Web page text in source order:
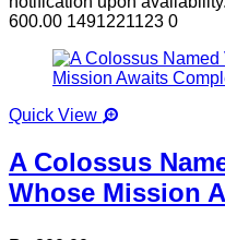
600.00 1491221123 0
Quick View
A Colossus
Whose Mission